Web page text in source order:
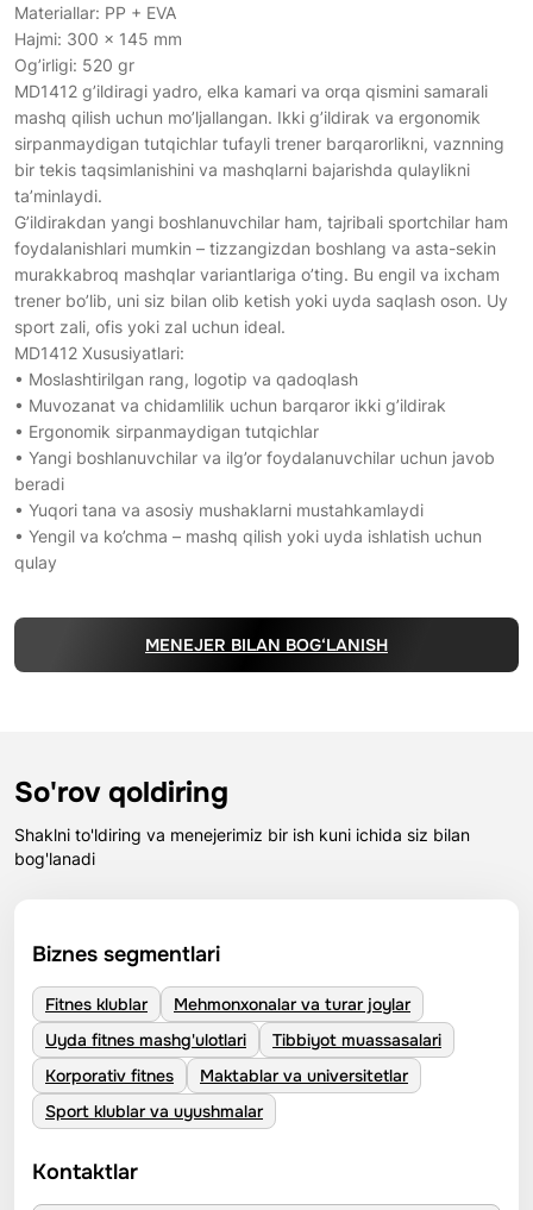
Materiallar: PP + EVA
Hajmi: 300 × 145 mm
Og’irligi: 520 gr
MD1412 g’ildiragi yadro, elka kamari va orqa qismini samarali
mashq qilish uchun mo’ljallangan. Ikki g’ildirak va ergonomik
sirpanmaydigan tutqichlar tufayli trener barqarorlikni, vaznning
bir tekis taqsimlanishini va mashqlarni bajarishda qulaylikni
ta’minlaydi.
G’ildirakdan yangi boshlanuvchilar ham, tajribali sportchilar ham
foydalanishlari mumkin – tizzangizdan boshlang va asta-sekin
murakkabroq mashqlar variantlariga o’ting. Bu engil va ixcham
trener bo’lib, uni siz bilan olib ketish yoki uyda saqlash oson. Uy
sport zali, ofis yoki zal uchun ideal.
MD1412 Xususiyatlari:
• Moslashtirilgan rang, logotip va qadoqlash
• Muvozanat va chidamlilik uchun barqaror ikki g’ildirak
• Ergonomik sirpanmaydigan tutqichlar
• Yangi boshlanuvchilar va ilg’or foydalanuvchilar uchun javob
beradi
• Yuqori tana va asosiy mushaklarni mustahkamlaydi
• Yengil va ko’chma – mashq qilish yoki uyda ishlatish uchun
qulay
MENEJER BILAN BOG‘LANISH
So'rov qoldiring
Shaklni to'ldiring va menejerimiz bir ish kuni ichida siz bilan
bog'lanadi
Biznes segmentlari
Fitnes klublar
Mehmonxonalar va turar joylar
Uyda fitnes mashg'ulotlari
Tibbiyot muassasalari
Korporativ fitnes
Maktablar va universitetlar
Sport klublar va uyushmalar
Kontaktlar